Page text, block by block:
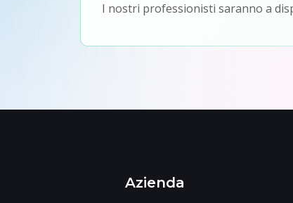
I nostri professionisti saranno a
Azienda